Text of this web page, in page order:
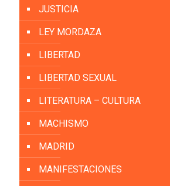
JUSTICIA
LEY MORDAZA
LIBERTAD
LIBERTAD SEXUAL
LITERATURA – CULTURA
MACHISMO
MADRID
MANIFESTACIONES